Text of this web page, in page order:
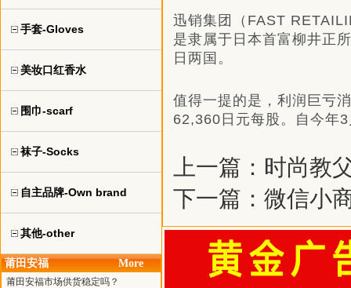
手套-Gloves
美妆口红香水
围巾-scarf
袜子-Socks
自主品牌-Own brand
其他-other
莆田安福 More
莆田安福市场供货稳定吗？
迅销集团（FAST
是隶属于日本首富柳井正
日两国。
值得一提的是，利润巨亏
62,360日元每股。自今年
上一篇： 时尚教
下一篇： 微信小